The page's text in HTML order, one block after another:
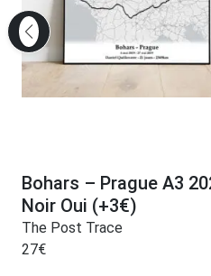
Bohars – Prague A3
Noir Oui (+3€)
The Post Trace
27€